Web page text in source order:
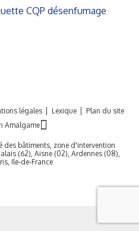
CQP désenfumage
légales Lexique
Plan du site
Amalgame
des bâtiments, zone d'intervention
(62), Aisne (02), Ardennes (08),
Ile-de-France